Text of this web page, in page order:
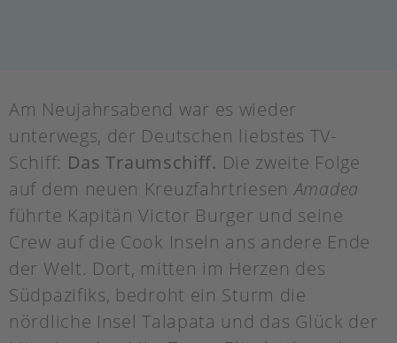
Am Neujahrsabend war es wieder
unterwegs, der Deutschen liebstes TV-
Schiff: Das Traumschiff. Die zweite Folge
auf dem neuen KreuzfahrtriesenAmadea
führte Kapitän Victor Burger und seine
Crew auf die Cook Inseln ans andere Ende
der Welt. Dort, mitten im Herzen des
Südpazifiks, bedroht ein Sturm die
nördliche Insel Talapata und das Glück der